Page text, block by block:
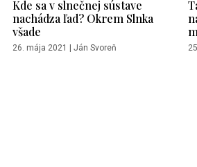
Kde sa v slnečnej sústave
nachádza ľad? Okrem Slnka
všade
26. mája 2021 Ján Svoreň